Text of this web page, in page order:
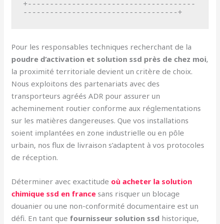
+--------------------------------------
Pour les responsables techniques recherchant de la
poudre d’activation et solution ssd près de chez moi,
la proximité territoriale devient un critère de choix.
Nous exploitons des partenariats avec des
transporteurs agréés ADR pour assurer un
acheminement routier conforme aux réglementations
sur les matières dangereuses. Que vos installations
soient implantées en zone industrielle ou en pôle
urbain, nos flux de livraison s’adaptent à vos protocoles
de réception.
Déterminer avec exactitude où acheter la solution
chimique ssd en france sans risquer un blocage
douanier ou une non-conformité documentaire est un
défi. En tant que fournisseur solution ssd historique,